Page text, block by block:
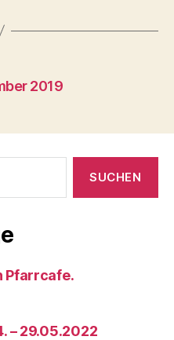
2019
Pfarrcafe.
– 29.05.2022